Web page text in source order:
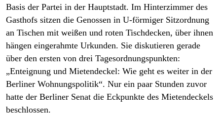
Basis der Partei in der Hauptstadt. Im Hinterzimmer des
Gasthofs sitzen die Genossen in U-förmiger Sitzordnung
an Tischen mit weißen und roten Tischdecken, über ihnen
hängen eingerahmte Urkunden. Sie diskutieren gerade
über den ersten von drei Tagesordnungspunkten:
„Enteignung und Mietendeckel: Wie geht es weiter in der
Berliner Wohnungspolitik“. Nur ein paar Stunden zuvor
hatte der Berliner Senat die Eckpunkte des Mietendeckels
beschlossen.